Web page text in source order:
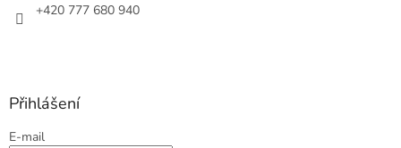
+420 777 680 940
Přihlášení
E-mail